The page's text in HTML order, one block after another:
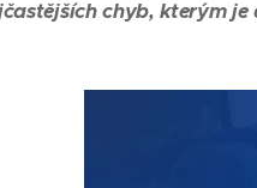
chyb, kterým je